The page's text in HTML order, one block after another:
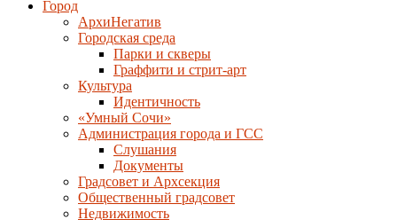
Город
АрхиНегатив
Городская среда
Парки и скверы
Граффити и стрит-арт
Культура
Идентичность
«Умный Сочи»
Администрация города и ГСС
Слушания
Документы
Градсовет и Архсекция
Общественный градсовет
Недвижимость